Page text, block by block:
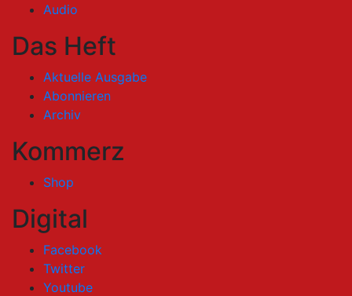
Audio
Das Heft
Aktuelle Ausgabe
Abonnieren
Archiv
Kommerz
Shop
Digital
Facebook
Twitter
Youtube